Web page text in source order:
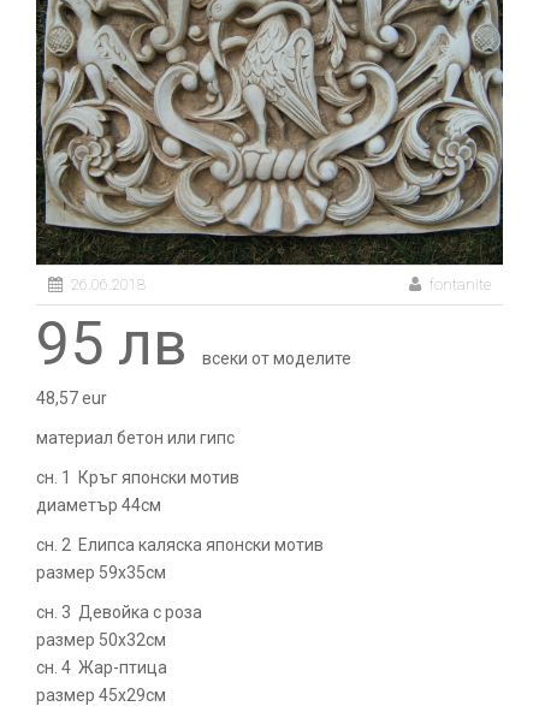
26.06.2018 fontanite
95 лв всеки от моделите
48,57 eur
материал бетон или гипс
сн. 1 Кръг японски мотив
диаметър 44см
сн. 2 Елипса каляска японски мотив
размер 59х35см
сн. 3 Девойка с роза
размер 50х32см
сн. 4 Жар-птица
размер 45х29см